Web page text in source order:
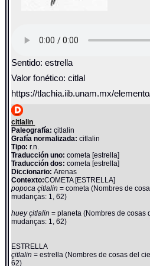
Sentido: estrella
Valor fonético: citlal
https://tlachia.iib.unam.mx/
citlalin
Paleografía: çitlalin
Grafía normalizada: citlalin
Tipo: r.n.
Traducción uno: cometa [estrella]
Traducción dos: cometa [estrella]
Diccionario:Arenas
Contexto:COMETA [ESTRELLA]
popoca çitlalin= cometa (Nombres de
mudanças: 1, 62)
huey çitlalin= planeta (Nombres de cosas
mudanças: 1, 62)
ESTRELLA
çitlalin= estrella (Nombres de cosas del
62)